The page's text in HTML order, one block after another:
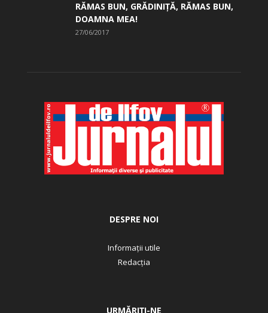
RĂMAS BUN, GRĂDINIŢĂ, ­RĂMAS BUN,
DOAMNA MEA!
27/06/2017
DESPRE NOI
Informații utile
Redacția
URMĂRIȚI-NE